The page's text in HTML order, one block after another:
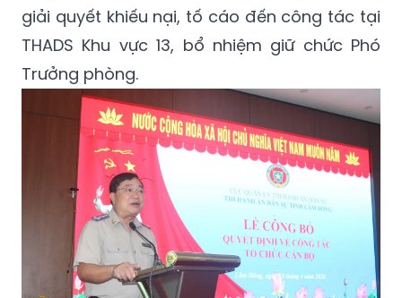
giải quyết khiếu nại, tố cáo đến công tác tại
THADS Khu vực 13, bổ nhiệm giữ chức Phó
Trưởng phòng.